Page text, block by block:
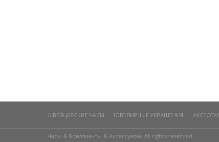
ШВЕЙЦАРСКИЕ ЧАСЫ ЮВЕЛИРНЫЕ УКРАШЕНИЯ
Часы & Бриллианты & Аксессуары. All rights reserved.